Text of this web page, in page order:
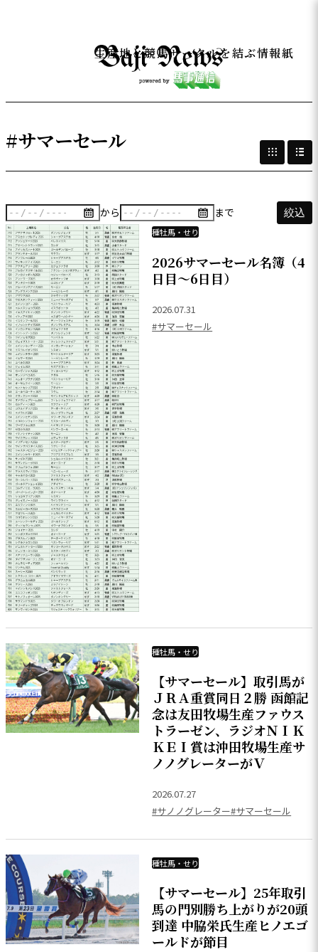
生産地と競馬サークルを結ぶ情報紙
#サマーセール
から まで 絞込
種牡馬・せり
2026サマーセール名簿（4
日目～6日目）
2026.07.31
#サマーセール
種牡馬・せり
【サマーセール】取引馬が
ＪＲＡ重賞同日２勝 函館記
念は友田牧場生産ファウス
トラーゼン、ラジオＮＩＫ
ＫＥＩ賞は沖田牧場生産サ
ノノグレーターがＶ
2026.07.27
#サノノグレーター#サマーセール
種牡馬・せり
【サマーセール】25年取引
馬の門別勝ち上がりが20頭
到達 中脇栄氏生産ヒノエゴ
ールドが節目